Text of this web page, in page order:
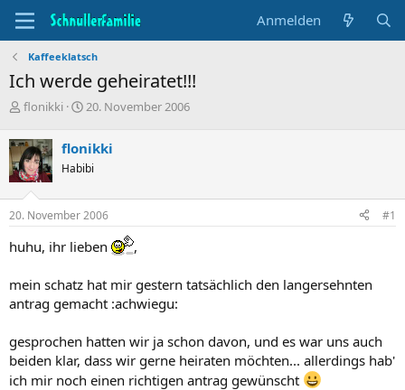
Anmelden
Kaffeeklatsch
Ich werde geheiratet!!!
T
e
m
e
n
s
t
r
e
r
flonikki
B
i
n
d
a
u
20. November 2006
flonikki
Habibi
20. November 2006 #1
huhu, ihr lieben ,
mein schatz hat mir gestern tatsächlich den langersehnten
antrag gemacht :achwiegu:
gesprochen hatten wir ja schon davon, und es war uns auch
beiden klar, dass wir gerne heiraten möchten... allerdings hab'
ich mir noch einen richtigen antrag gewünscht